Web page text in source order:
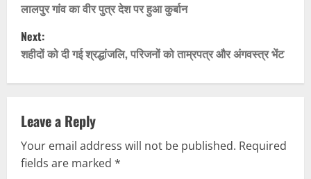
o
s
a
v
लालपुर गांव का वीर पुत्र देश पर हुआ कुर्बान
Next:
शहीदों को दी गई श्रद्धांजलि, परिजनों को ताम्रपत्र और अंगवस्त्र भेंट
Leave a Reply
Your email address will not be published. Required
fields are marked *